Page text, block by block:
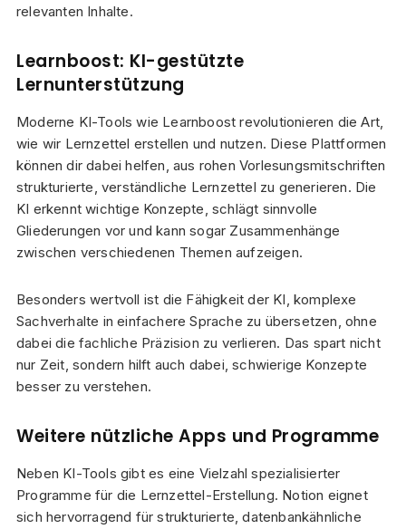
relevanten Inhalte.
Learnboost: KI-gestützte
Lernunterstützung
Moderne KI-Tools wie Learnboost revolutionieren die Art,
wie wir Lernzettel erstellen und nutzen. Diese Plattformen
können dir dabei helfen, aus rohen Vorlesungsmitschriften
strukturierte, verständliche Lernzettel zu generieren. Die
KI erkennt wichtige Konzepte, schlägt sinnvolle
Gliederungen vor und kann sogar Zusammenhänge
zwischen verschiedenen Themen aufzeigen.
Besonders wertvoll ist die Fähigkeit der KI, komplexe
Sachverhalte in einfachere Sprache zu übersetzen, ohne
dabei die fachliche Präzision zu verlieren. Das spart nicht
nur Zeit, sondern hilft auch dabei, schwierige Konzepte
besser zu verstehen.
Weitere nützliche Apps und Programme
Neben KI-Tools gibt es eine Vielzahl spezialisierter
Programme für die Lernzettel-Erstellung. Notion eignet
sich hervorragend für strukturierte, datenbankähnliche